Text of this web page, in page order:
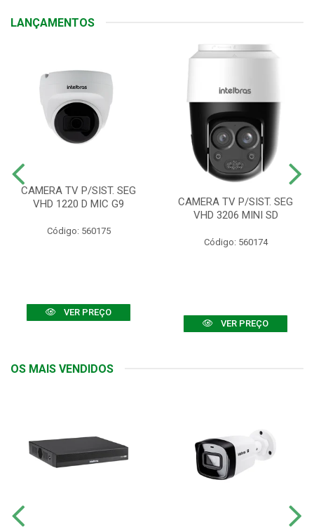
LANÇAMENTOS
CAMERA TV P/SIST. SEG
VHD 1220 D MIC G9
Código: 560175
VER PREÇO
CAMERA TV P/SIST. SEG
VHD 3206 MINI SD
Código: 560174
VER PREÇO
OS MAIS VENDIDOS